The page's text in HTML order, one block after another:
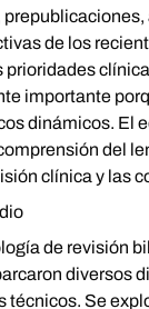
de los
importante
dinámicos. El
del
clínica y las
de revisión
diversos
Se